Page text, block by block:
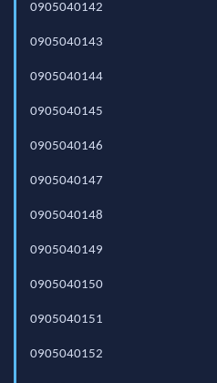
0905040142
0905040143
0905040144
0905040145
0905040146
0905040147
0905040148
0905040149
0905040150
0905040151
0905040152